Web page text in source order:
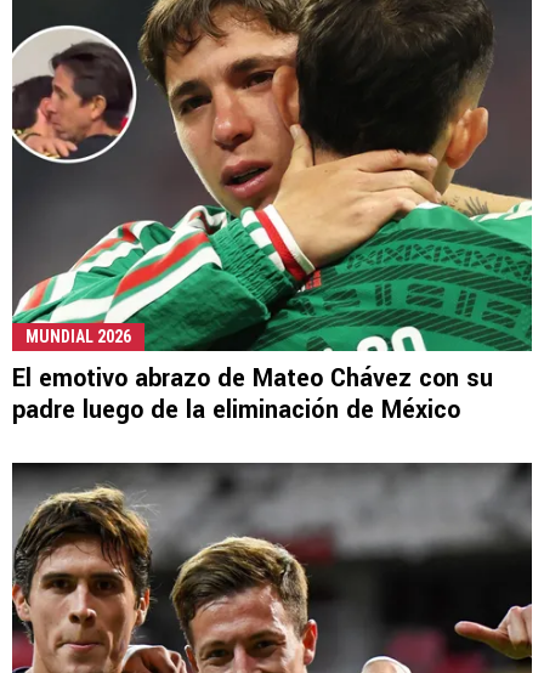
MUNDIAL 2026
El emotivo abrazo de Mateo Chávez con su
padre luego de la eliminación de México